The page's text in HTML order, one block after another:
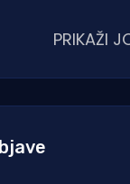
PRIKAŽI